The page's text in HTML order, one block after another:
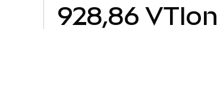
928,86 VTIon